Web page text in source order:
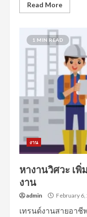
Read More
1 MIN READ
งาน
หางานวิศวะ เ
งาน
admin February 6,
เทรนด์งานสายอา